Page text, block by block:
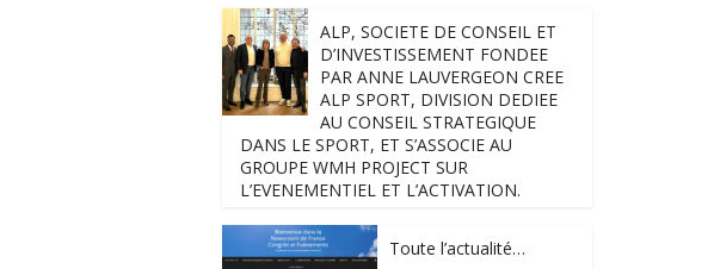
ALP, SOCIETE DE CONSEIL ET
D’INVESTISSEMENT FONDEE
PAR ANNE LAUVERGEON CREE
ALP SPORT, DIVISION DEDIEE
AU CONSEIL STRATEGIQUE
DANS LE SPORT, ET S’ASSOCIE AU
GROUPE WMH PROJECT SUR
L’EVENEMENTIEL ET L’ACTIVATION.
Toute l’actualité…